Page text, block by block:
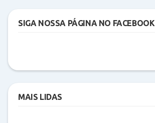
SIGA NOSSA PÁGINA NO FACEBOOK
MAIS LIDAS